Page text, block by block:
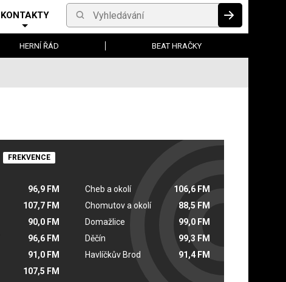
KONTAKTY Vyhledávání HLEDAT
HERNÍ ŘÁD BEAT HRAČKY
FREKVENCE
96,9 FM
107,7 FM
90,0 FM
96,6 FM
91,0 FM
107,5 FM
Cheb a okolí
106,6 FM
Chomutov a okolí
88,5 FM
Domažlice
99,0 FM
Děčín
99,3 FM
Havlíčkův Brod
91,4 FM